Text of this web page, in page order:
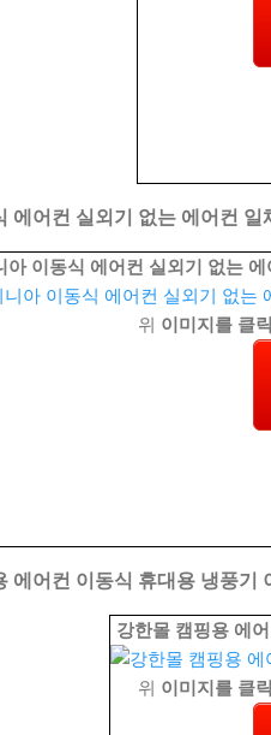
에어컨 실외기 없는 에어컨
아 이동식 에어컨 실외기 없는
위 이미지를 클릭
에어컨 이동식 휴대용 냉풍기
강한몰 캠핑용 에
위 이미지를 클릭